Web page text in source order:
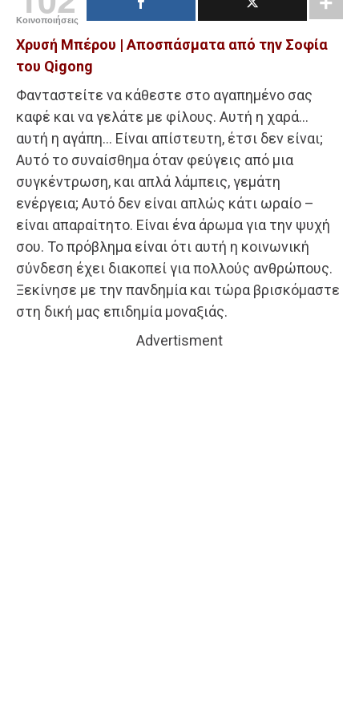
Κοινοποιήσεις
Χρυσή Μπέρου | Αποσπάσματα από την Σοφία
του Qigong
Φανταστείτε να κάθεστε στο αγαπημένο σας
καφέ και να γελάτε με φίλους. Αυτή η χαρά…
αυτή η αγάπη… Είναι απίστευτη, έτσι δεν είναι;
Αυτό το συναίσθημα όταν φεύγεις από μια
συγκέντρωση, και απλά λάμπεις, γεμάτη
ενέργεια; Αυτό δεν είναι απλώς κάτι ωραίο –
είναι απαραίτητο. Είναι ένα άρωμα για την ψυχή
σου. Το πρόβλημα είναι ότι αυτή η κοινωνική
σύνδεση έχει διακοπεί για πολλούς ανθρώπους.
Ξεκίνησε με την πανδημία και τώρα βρισκόμαστε
στη δική μας επιδημία μοναξιάς.
Advertisment